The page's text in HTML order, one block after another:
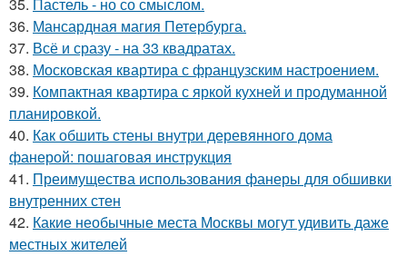
36. Мансардная магия Петербурга.
37. Всё и сразу - на 33 квадратах.
38. Московская квартира с французским настроением.
39. Компактная квартира с яркой кухней и продуманной
планировкой.
40. Как обшить стены внутри деревянного дома
фанерой: пошаговая инструкция
41. Преимущества использования фанеры для обшивки
внутренних стен
42. Какие необычные места Москвы могут удивить даже
местных жителей